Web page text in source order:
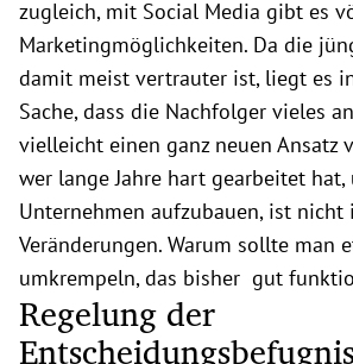
zugleich, mit Social Media gibt es
Marketingmöglichkeiten. Da die
damit meist vertrauter ist, liegt es
Sache, dass die Nachfolger vieles
vielleicht einen ganz neuen Ansatz
wer lange Jahre hart gearbeitet hat,
Unternehmen aufzubauen, ist
Veränderungen. Warum sollte man
umkrempeln, das bisher gut
Regelung der